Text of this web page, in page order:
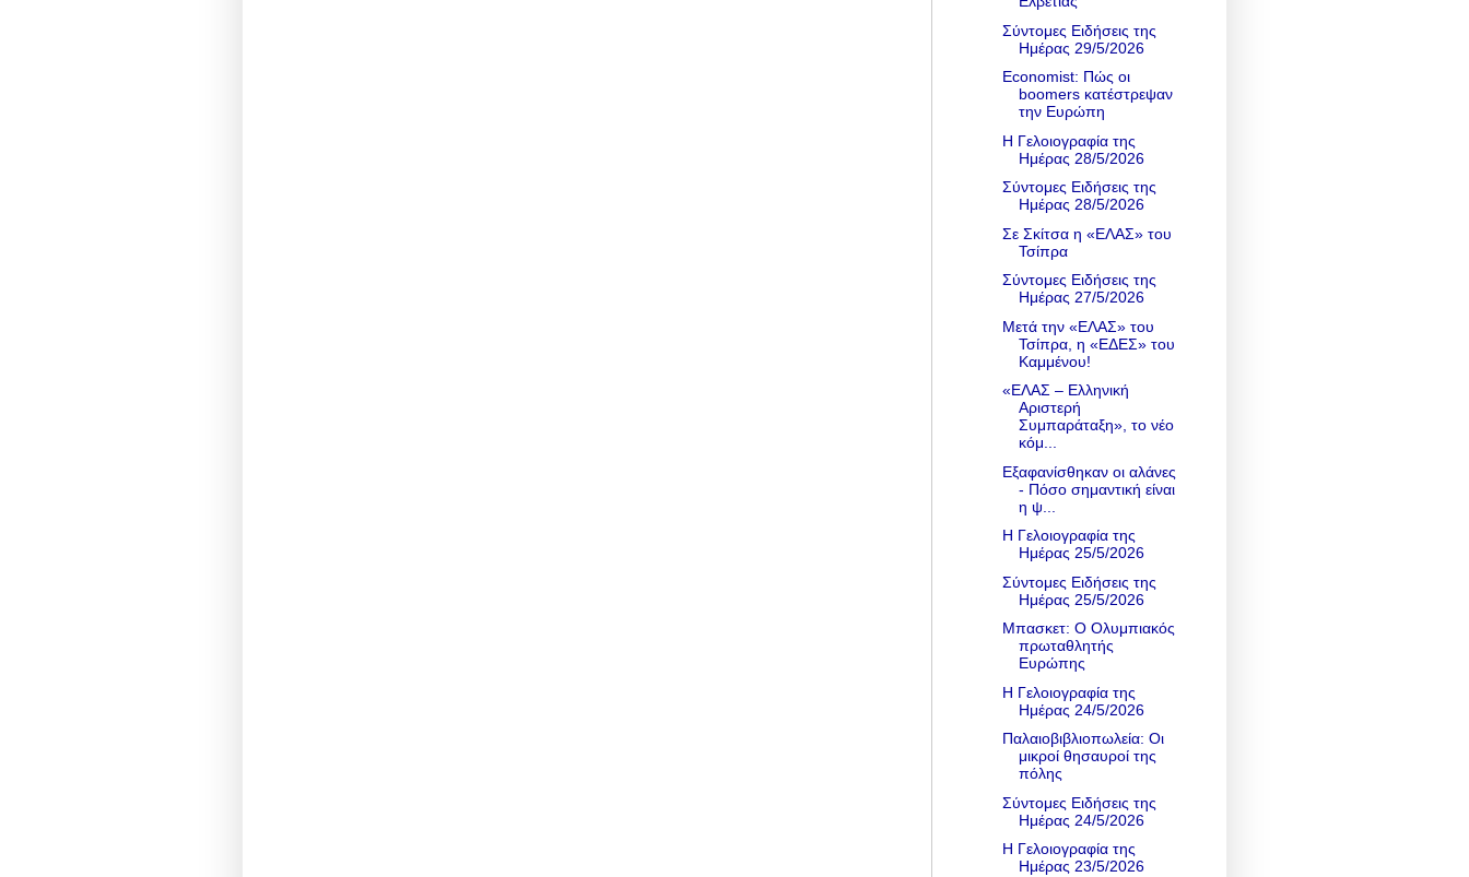
Σύντομες Ειδήσεις της
Ημέρας 29/5/2026
Economist: Πώς οι
boomers κατέστρεψαν
την Ευρώπη
Η Γελοιογραφία της
Ημέρας 28/5/2026
Σύντομες Ειδήσεις της
Ημέρας 28/5/2026
Σε Σκίτσα η «ΕΛΑΣ» του
Τσίπρα
Σύντομες Ειδήσεις της
Ημέρας 27/5/2026
Μετά την «ΕΛΑΣ» του
Τσίπρα, η «ΕΔΕΣ» του
Καμμένου!
«ΕΛΑΣ – Ελληνική
Αριστερή
Συμπαράταξη», το νέο
κόμ...
Εξαφανίσθηκαν οι αλάνες
- Πόσο σημαντική είναι
η ψ...
Η Γελοιογραφία της
Ημέρας 25/5/2026
Σύντομες Ειδήσεις της
Ημέρας 25/5/2026
Μπασκετ: Ο Ολυμπιακός
πρωταθλητής
Ευρώπης
Η Γελοιογραφία της
Ημέρας 24/5/2026
Παλαιοβιβλιοπωλεία: Οι
μικροί θησαυροί της
πόλης
Σύντομες Ειδήσεις της
Ημέρας 24/5/2026
Η Γελοιογραφία της
Ημέρας 23/5/2026